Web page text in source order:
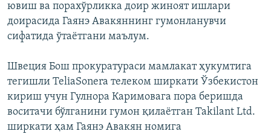
ювиш ва порахўрликка доир жиноят ишлари
доирасида Гаянэ Авакяннинг гумонланувчи
сифатида ўтаётгани маълум.
Швеция Бош прокуратураси мамлакат ҳукумтига
тегишли TeliaSonera телеком ширкати Ўзбекистон
кириш учун Гулнора Каримовага пора беришда
воситачи бўлганини гумон қилаётган Takilant Ltd.
ширкати ҳам Гаянэ Авакян номига